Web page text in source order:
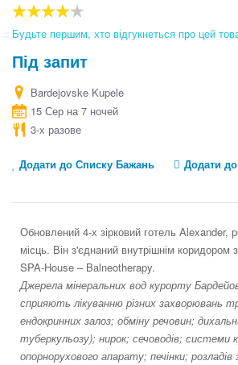
80
% of
Будьте першим, хто відгукнеться про цей
Під запит
Bardejovske Kupele
15 Сер на 7 ночей
3-х разове
Додати до Списку Бажань Додати
Обновлений 4-х зірковий готель Alexander,
місць. Він з'єднаний внутрішнім коридором
SPA-House – Balneotherapy.
Джерела мінеральних вод курорту
сприяють лікуванню різних захворювань
ендокринних залоз; обміну речовин;
туберкульозу); нирок; сечоводів; системи
опорнорухового апарату; печінки; розладів
beginning
images
gallery